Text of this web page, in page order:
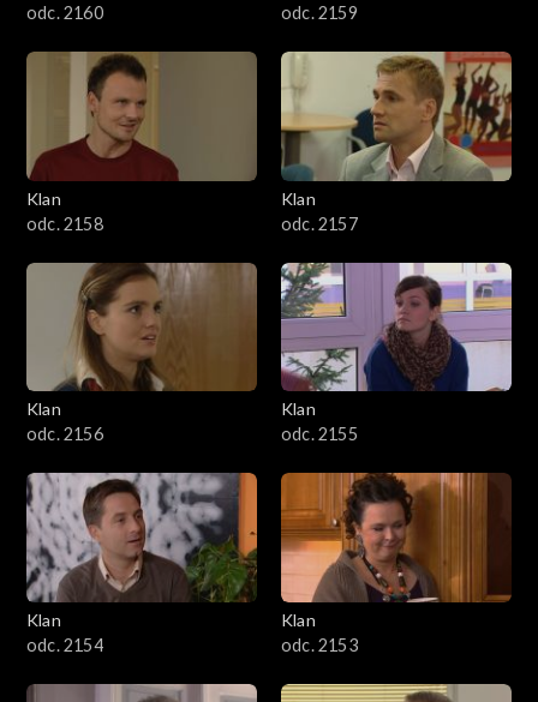
odc. 2160
odc. 2159
Klan
odc. 2158
Klan
odc. 2157
Klan
odc. 2156
Klan
odc. 2155
Klan
odc. 2154
Klan
odc. 2153